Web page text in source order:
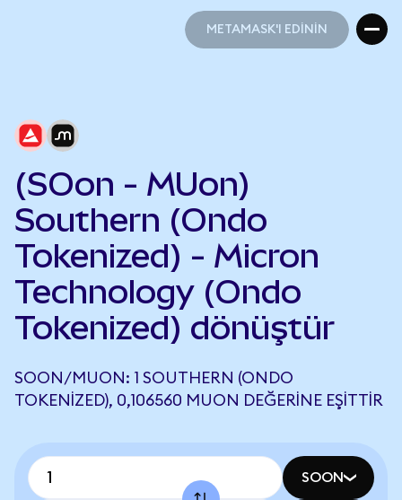
METAMASK'I EDİNİN
(SOon - MUon)
Southern (Ondo
Tokenized) - Micron
Technology (Ondo
Tokenized) dönüştür
SOON/MUON: 1 SOUTHERN (ONDO
TOKENIZED), 0,106560 MUON DEĞERINE EŞITTIR
SOON